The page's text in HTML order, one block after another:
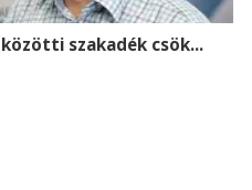
szakadék csök...